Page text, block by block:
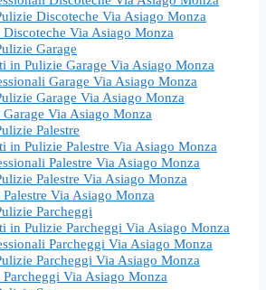
Discoteche Via Asiago Monza
Via Asiago Monza
Garage
in Pulizie Garage Via Asiago Monza
Garage Via Asiago Monza
Garage Via Asiago Monza
Via Asiago Monza
Palestre
in Pulizie Palestre Via Asiago Monza
Palestre Via Asiago Monza
Palestre Via Asiago Monza
Via Asiago Monza
Parcheggi
in Pulizie Parcheggi Via Asiago Monza
Parcheggi Via Asiago Monza
Parcheggi Via Asiago Monza
Via Asiago Monza